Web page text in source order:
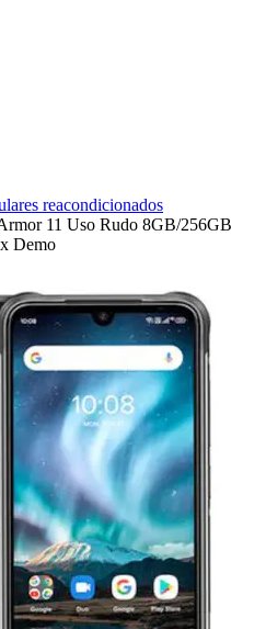
reacondicionados
11 Uso Rudo 8GB/256GB
Demo